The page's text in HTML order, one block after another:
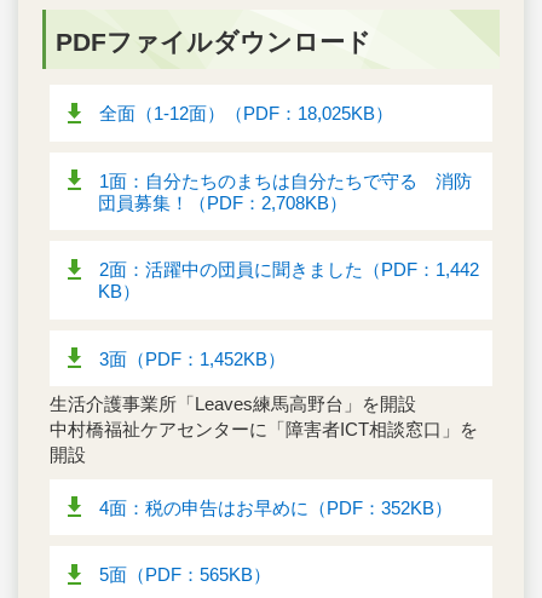
PDFファイルダウンロード
全面（1-12面）（PDF：18,025KB）
1面：自分たちのまちは自分たちで守る 消防
団員募集！（PDF：2,708KB）
2面：活躍中の団員に聞きました（PDF：1,442
KB）
3面（PDF：1,452KB）
生活介護事業所「Leaves練馬高野台」を開設
中村橋福祉ケアセンターに「障害者ICT相談窓口」を
開設
4面：税の申告はお早めに（PDF：352KB）
5面（PDF：565KB）